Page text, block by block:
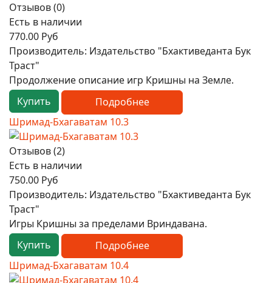
Отзывов (0)
Есть в наличии
770.00 Руб
Производитель: Издательство "Бхактиведанта Бук
Траст"
Продолжение описание игр Кришны на Земле.
Купить
Подробнее
Шримад-Бхагаватам 10.3
Отзывов (2)
Есть в наличии
750.00 Руб
Производитель: Издательство "Бхактиведанта Бук
Траст"
Игры Кришны за пределами Вриндавана.
Купить
Подробнее
Шримад-Бхагаватам 10.4